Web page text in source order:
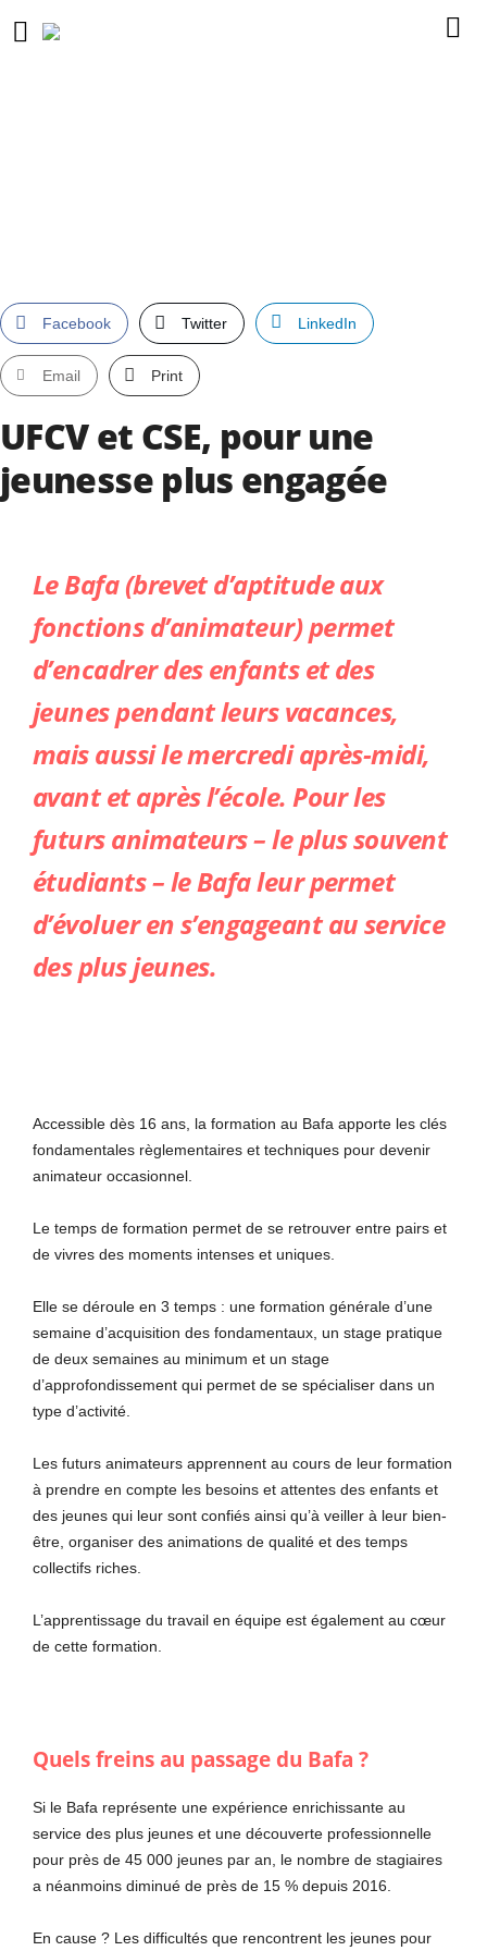
Facebook Twitter LinkedIn
Email Print
UFCV et CSE, pour une
jeunesse plus engagée
Le Bafa (brevet d’aptitude aux
fonctions d’animateur) permet
d’encadrer des enfants et des
jeunes pendant leurs vacances,
mais aussi le mercredi après-midi,
avant et après l’école. Pour les
futurs animateurs– le plus souvent
étudiants – le Bafa leur permet
d’évolueren s’engageant au service
des plus jeunes.
Accessible dès 16 ans, la formation au Bafa apporte les clés
fondamentales règlementaires et techniques pour devenir
animateur occasionnel.
Le temps de formation permet de se retrouver entre pairs et
de vivres des moments intenses et uniques.
Elle se déroule en 3 temps : une formation générale d’une
semaine d’acquisition des fondamentaux, un stage pratique
de deux semaines au minimum et un stage
d’approfondissement qui permet de se spécialiser dans un
type d’activité.
Les futurs animateurs apprennent au cours de leur formation
à prendre en compte les besoins et attentes des enfants et
des jeunes qui leur sont confiés ainsi qu’à veiller à leur bien-
être, organiser des animations de qualité et des temps
collectifs riches.
L’apprentissage du travail en équipe est également au cœur
de cette formation.
Quels freins au passage du Bafa ?
Si le Bafa représente une expérience enrichissante au
service des plus jeunes et une découverte professionnelle
pour près de 45 000 jeunes par an, le nombre de stagiaires
a néanmoins diminué de près de 15 % depuis 2016.
En cause ? Les difficultés que rencontrent les jeunes pour